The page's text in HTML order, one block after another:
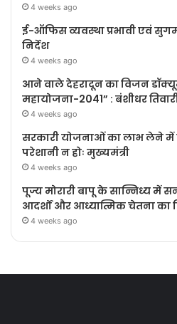
4 weeks ago
ई-ऑफिस व्यवस्था प्रभावी एवं
निर्देश
4 weeks ago
आने वाले देहरादून का विजन
महायोजना-2041” : बंशीधर
4 weeks ago
सरकारी योजनाओं का लाभ लेने में
परेशानी न होः मुख्यमंत्री
4 weeks ago
पूज्य मोरारी बापू के सान्निध्य में
आदर्शों और आध्यात्मिक चेतना का
4 weeks ago